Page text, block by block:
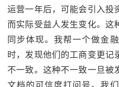
运营一年后，可能会引入投
而实际受益人发生变化。这
同步体现。我帮一个做金
时，发现他们的工商变更记
不一致。这种不一致一旦被
文档的可信度打问号。我